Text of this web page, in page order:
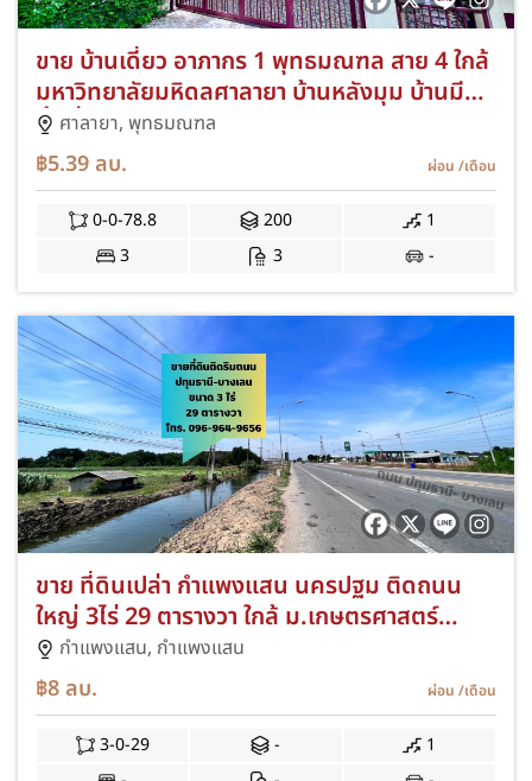
ขาย บ้านเดี่ยว อาภากร 1 พุทธมณฑล สาย 4 ใกล้
มหาวิทยาลัยมหิดลศาลายา บ้านหลังมุม บ้านมี
พื้นที่สวนหน้าบ้านกว้าง ต่อเติม หลังคาโรงรถ
ศาลายา, พุทธมณฑล
฿5.39ลบ. ผ่อน /เดือน
0-0-78.8 200
1
3
3 -
ขาย ที่ดินเปล่า กำแพงแสน นครปฐม ติดถนน
ใหญ่ 3ไร่ 29 ตารางวา ใกล้ ม.เกษตรศาสตร์
กำแพงแสน
กำแพงแสน, กำแพงแสน
฿8ลบ. ผ่อน /เดือน
3-0-29 -
1